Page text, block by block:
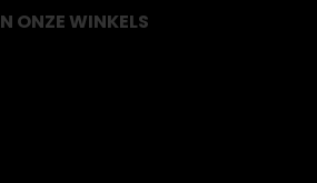
ONZE WINKELS